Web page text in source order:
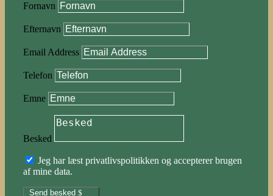
Fornavn
Efternavn
Email Address
Telefon
Emne
Besked
Jeg har læst privatlivspolitikken og accepterer brugen
af mine data.
Send besked